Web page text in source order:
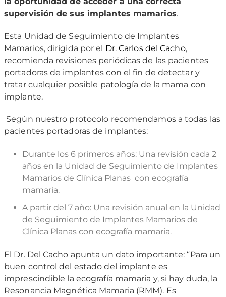
supervisión de sus implantes mamarios.
Esta Unidad de Seguimiento de Implantes
Mamarios, dirigida por el Dr. Carlos del Cacho,
recomienda revisiones periódicas de las pacientes
portadoras de implantes con el fin de detectar y
tratar cualquier posible patología de la mama con
implante.
Según nuestro protocolo recomendamos a todas las
pacientes portadoras de implantes:
Durante los 6 primeros años:Una revisión cada 2
años en la Unidad de Seguimiento de Implantes
Mamarios de Clínica Planas con ecografía
mamaria.
A partir del 7 año:Una revisión anual en la Unidad
de Seguimiento de Implantes Mamarios de
Clínica Planas con ecografía mamaria.
El Dr. Del Cacho apunta un dato importante: “Para un
buen control del estado del implante es
imprescindible la ecografía mamaria y, si hay duda, la
Resonancia Magnética Mamaria (RMM). Es